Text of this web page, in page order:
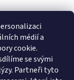
médií a
cookie.
se svými
Partneři tyto